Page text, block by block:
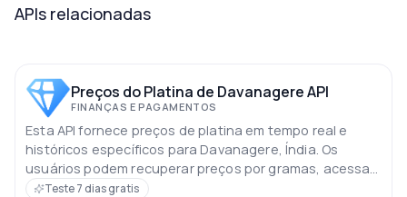
APIs relacionadas
Preços do Platina de Davanagere API
FINANÇAS E PAGAMENTOS
Esta API fornece preços de platina em tempo real e
históricos específicos para Davanagere, Índia. Os
usuários podem recuperar preços por gramas, acessar
as tarifas do dia atual e do dia anterior, e analisar
Teste 7 dias gratis